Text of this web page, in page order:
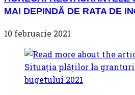
MAI DEPINDĂ DE RATA DE
10 februarie 2021